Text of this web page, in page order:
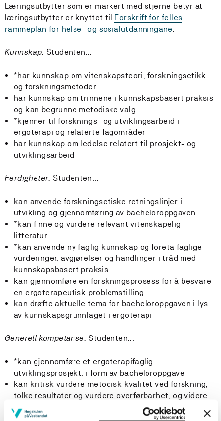
Læringsutbytter som er markert med stjerne betyr at
læringsutbytter er knyttet til Forskrift for felles
rammeplan for helse- og sosialutdanningane.
Kunnskap: Studenten...
*har kunnskap om vitenskapsteori, forskningsetikk
og forskningsmetoder
har kunnskap om trinnene i kunnskapsbasert praksis
og kan begrunne metodiske valg
*kjenner til forsknings- og utviklingsarbeid i
ergoterapi og relaterte fagområder
har kunnskap om ledelse relatert til prosjekt- og
utviklingsarbeid
Ferdigheter: Studenten...
kan anvende forskningsetiske retningslinjer i
utvikling og gjennomføring av bacheloroppgaven
*kan finne og vurdere relevant vitenskapelig
litteratur
*kan anvende ny faglig kunnskap og foreta faglige
vurderinger, avgjørelser og handlinger i tråd med
kunnskapsbasert praksis
kan gjennomføre en forskningsprosess for å besvare
en ergoterapeutisk problemstilling
kan drøfte aktuelle tema for bacheloroppgaven i lys
av kunnskapsgrunnlaget i ergoterapi
Generell kompetanse: Studenten...
*kan gjennomføre et ergoterapifaglig
utviklingsprosjekt, i form av bacheloroppgave
kan kritisk vurdere metodisk kvalitet ved forskning,
tolke resultater og vurdere overførbarhet, og videre
analysere forskningsresultaters relevans og
pålitelighet